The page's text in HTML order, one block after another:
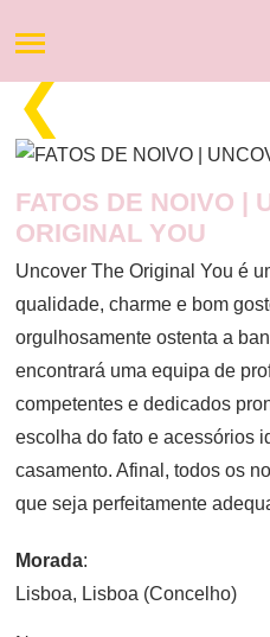
FATOS DE NOIVO |
ORIGINAL YOU
Uncover The Original You é
qualidade, charme e bom
orgulhosamente ostenta a
encontrará uma equipa de
competentes e dedicados
escolha do fato e acessórios
casamento. Afinal, todos os
que seja perfeitamente
Morada:
Lisboa, Lisboa (Concelho)
❮